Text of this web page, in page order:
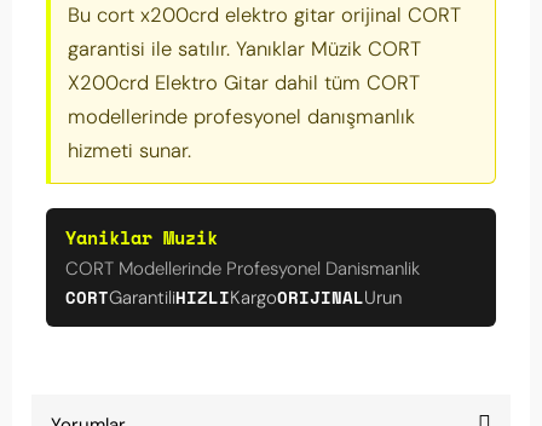
Bu cort x200crd elektro gitar orijinal CORT
garantisi ile satılır. Yanıklar Müzik CORT
X200crd Elektro Gitar dahil tüm CORT
modellerinde profesyonel danışmanlık
hizmeti sunar.
Yaniklar Muzik
CORT Modellerinde Profesyonel Danismanlik
CORTGarantiliHIZLIKargoORIJINALUrun